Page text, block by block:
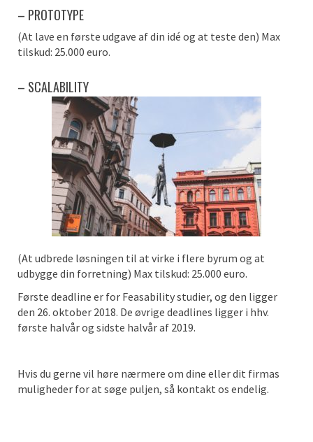
– PROTOTYPE
(At lave en første udgave af din idé og at teste den) Max
tilskud: 25.000 euro.
– SCALABILITY
(At udbrede løsningen til at virke i flere byrum og at
udbygge din forretning) Max tilskud: 25.000 euro.
Første deadline er for Feasability studier, og den ligger
den 26. oktober 2018. De øvrige deadlines ligger i hhv.
første halvår og sidste halvår af 2019.
Hvis du gerne vil høre nærmere om dine eller dit firmas
muligheder for at søge puljen, så kontakt os endelig.